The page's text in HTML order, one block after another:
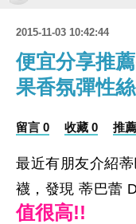
2015-11-03 10:42:44
便宜分享推
果香氛彈性
留言 0 收藏 0 推
最近有朋友介紹
襪，發現 蒂巴蕾
值很高!!